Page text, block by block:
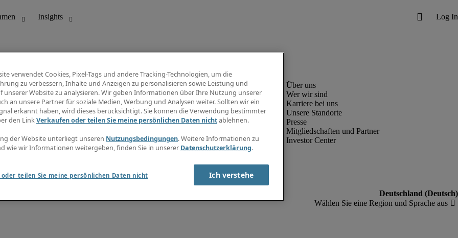
Info Center
Jobübersicht
Gehaltsübersicht
E-Learning
Wer wir sind
Karriere bei uns
Unsere Standorte
Presse
Mitgliedschaften und Partner
Investor Center
verwendet Cookies, Pixel-Tags und andere Tracking-Technologien, um die
zu verbessern, Inhalte und Anzeigen zu personalisieren sowie Leistung und
unserer Website zu analysieren. Wir geben Informationen über Ihre Nutzung unserer
an unsere Partner für soziale Medien, Werbung und Analysen weiter. Sollten wir ein
erkannt haben, wird dieses berücksichtigt. Sie können die Verwendung bestimmter
den LinkVerkaufen oder teilen Sie meine persönlichen Daten nichtablehnen.
der Website unterliegt unseren Nutzungsbedingungen. Weitere Informationen zu
wie wir Informationen weitergeben, finden Sie in unserer Datenschutzerklärung.
teilen Sie meine persönlichen Daten nicht Ich verstehe